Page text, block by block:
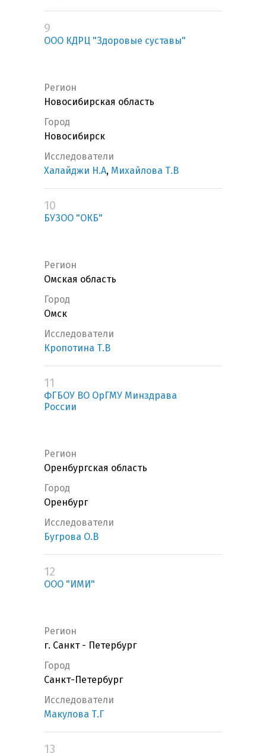
9
ООО КДРЦ "Здоровые суставы"
Регион
Новосибирская область
Город
Новосибирск
Исследователи
Халайджи Н.А, Михайлова Т.В
10
БУЗОО "ОКБ"
Регион
Омская область
Город
Омск
Исследователи
Кропотина Т.В
11
ФГБОУ ВО ОрГМУ Минздрава
России
Регион
Оренбургская область
Город
Оренбург
Исследователи
Бугрова О.В
12
ООО "ИМИ"
Регион
г. Санкт - Петербург
Город
Санкт-Петербург
Исследователи
Макулова Т.Г
13